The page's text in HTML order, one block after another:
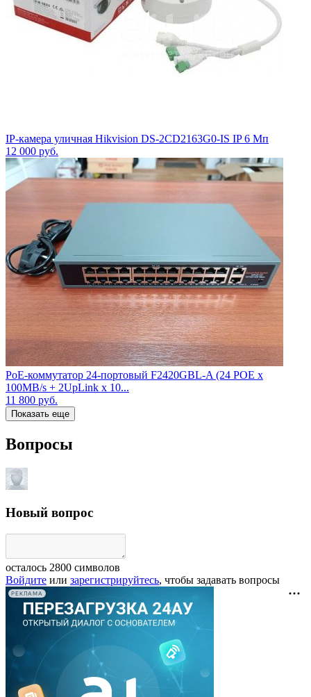
IP-камера уличная Hikvision DS-2CD2163G0-IS IP 6 Мп
12 000 руб.
PoE-коммутатор 24-портовый F2420GBL-A (24 POE x
100MB/s + 2UpLink x 10...
11 800 руб.
Показать еще
Вопросы
Новый вопрос
осталось 2800 символов
Войдите или зарегистрируйтесь, чтобы задавать вопросы
РЕКЛАМА